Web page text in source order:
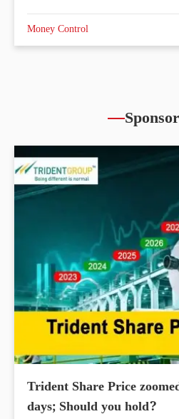
Money Control
Trident Share Price
days; Should you hold?